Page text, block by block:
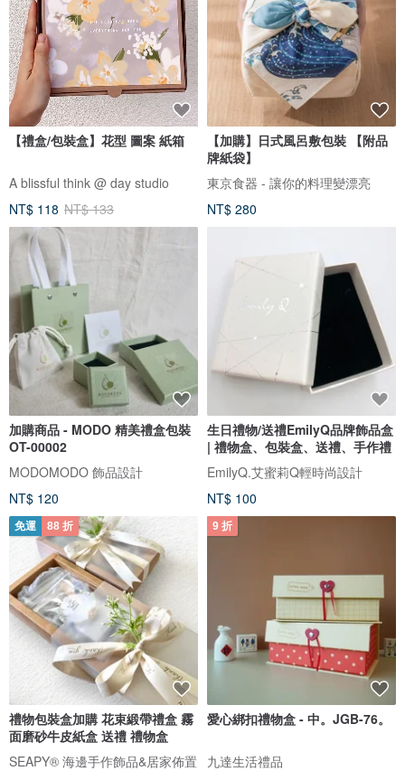
【禮盒/包裝盒】花型 圖案 紙箱
A blissful think @ day studio
NT$ 118 NT$ 133
【加購】日式風呂敷包裝 【附品
牌紙袋】
東京食器 - 讓你的料理變漂亮
NT$ 280
加購商品 - MODO 精美禮盒包裝
OT-00002
MODOMODO 飾品設計
NT$ 120
生日禮物/送禮EmilyQ品牌飾品盒
| 禮物盒、包裝盒、送禮、手作禮
EmilyQ.艾蜜莉Q輕時尚設計
NT$ 100
免運 88 折
禮物包裝盒加購 花束緞帶禮盒 霧
面磨砂牛皮紙盒 送禮 禮物盒
SEAPY® 海邊手作飾品&居家佈置
9 折
愛心綁扣禮物盒 - 中。JGB-76。
九達生活禮品